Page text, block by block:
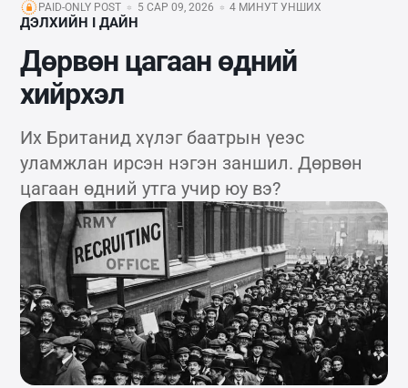
PAID-ONLY POST 5 САР 09, 2026 4 МИНУТ УНШИХ
ДЭЛХИЙН I ДАЙН
Дөрвөн цагаан өдний
хийрхэл
Их Британид хүлэг баатрын үеэс
уламжлан ирсэн нэгэн заншил. Дөрвөн
цагаан өдний утга учир юу вэ?